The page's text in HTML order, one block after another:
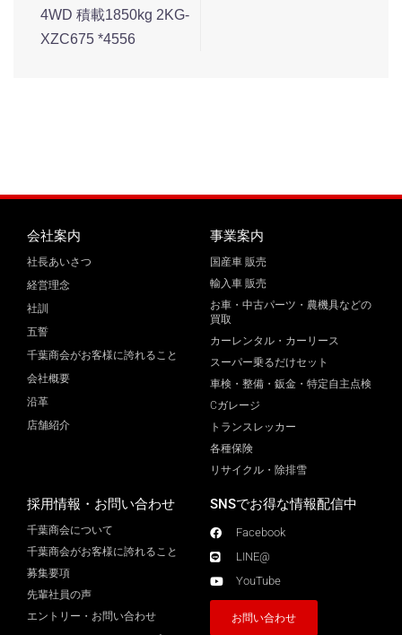
4WD 積載1850kg 2KG-
XZC675 *4556
会社案内
社長あいさつ
経営理念
社訓
五誓
千葉商会がお客様に誇れること
会社概要
沿革
店舗紹介
事業案内
国産車 販売
輸入車 販売
お車・中古パーツ・農機具などの
買取
カーレンタル・カーリース
スーパー乗るだけセット
車検・整備・鈑金・特定自主点検
Cガレージ
トランスレッカー
各種保険
リサイクル・除排雪
採用情報・お問い合わせ
千葉商会について
千葉商会がお客様に誇れること​
募集要項
先輩社員の声
エントリー・お問い合わせ
SNSでお得な情報配信中
Facebook
LINE@
YouTube
お問い合わせ